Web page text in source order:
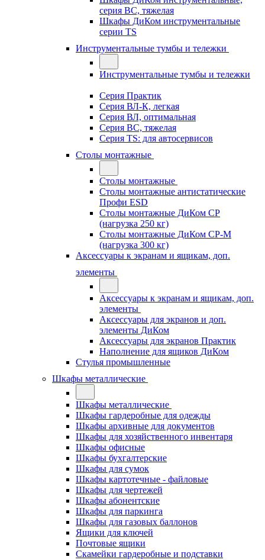
серия ВС, тяжелая
Шкафы ДиКом инструментальные
серии TS
Инструментальные тумбы и тележки
Инструментальные тумбы и тележки
Серия Практик
Серия ВЛ-К, легкая
Серия ВЛ, оптимальная
Серия ВС, тяжелая
Серия TS: для автосервисов
Столы монтажные
Столы монтажные
Столы монтажные антистатические
Профи ESD
Столы монтажные ДиКом СР
(нагрузка 250 кг)
Столы монтажные ДиКом СР-М
(нагрузка 300 кг)
Аксессуары к экранам и ящикам, доп.
элементы
Аксессуары к экранам и ящикам, доп.
элементы
Аксессуары для экранов и доп.
элементы ДиКом
Аксессуары для экранов Практик
Наполнение для ящиков ДиКом
Стулья промышленные
Шкафы металлические
Шкафы металлические
Шкафы гардеробные для одежды
Шкафы архивные для документов
Шкафы для хозяйственного инвентаря
Шкафы офисные
Шкафы бухгалтерские
Шкафы для сумок
Шкафы картотечные - файловые
Шкафы для чертежей
Шкафы абонентские
Шкафы для паркинга
Шкафы для газовых баллонов
Ящики для ключей
Почтовые ящики
Скамейки гардеробные и подставки